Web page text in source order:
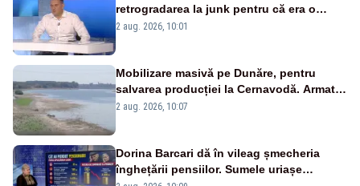
retrogradarea la junk pentru că era o
catastrofă pentru bănci și fondurile de
2 aug. 2026, 10:01
Mobilizare masivă pe Dunăre, pentru
salvarea producției la Cernavodă. Armata
va detona o stâncă și va devia apa
2 aug. 2026, 10:07
Dorina Barcari dă în vileag șmecheria
înghețării pensiilor. Sumele uriașe